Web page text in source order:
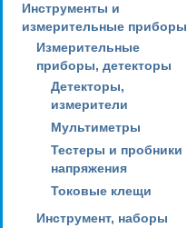
Инструменты и
измерительные приборы
Измерительные
приборы, детекторы
Детекторы,
измерители
Мультиметры
Тестеры и пробники
напряжения
Токовые клещи
Инструмент, наборы